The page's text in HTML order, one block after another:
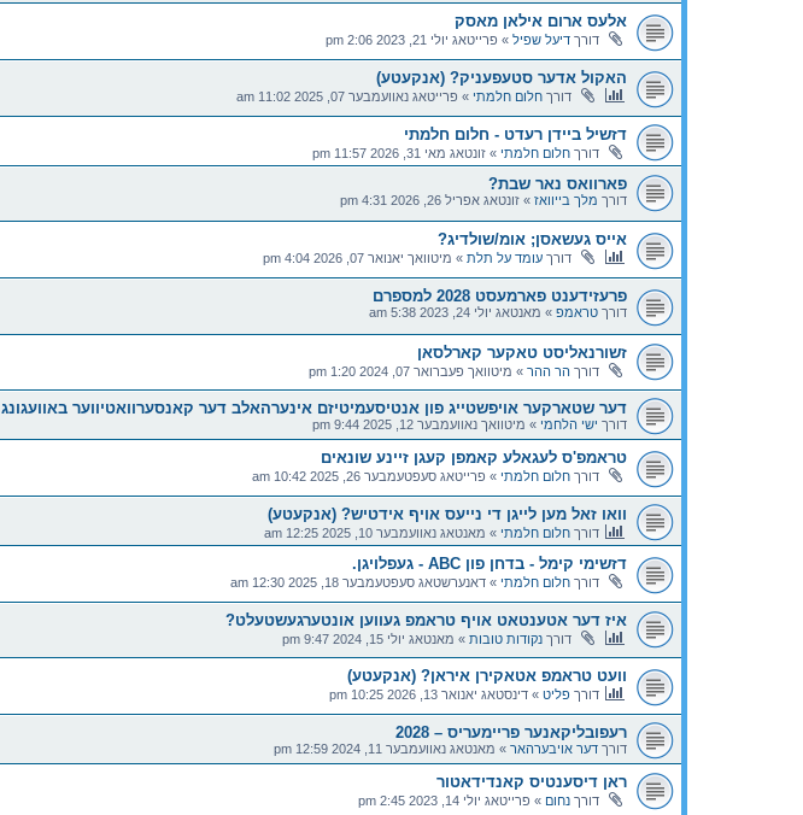
אלעס ארום אילאן מאסק
דורך דיעל שפיל » פרייטאג יולי 21, 2023 2:06 pm
האקול אדער סטעפעניק? (אנקעטע)
דורך חלום חלמתי » פרייטאג נאוועמבער 07, 2025 11:02 am
דזשיל ביידן רעדט - חלום חלמתי
דורך חלום חלמתי » זונטאג מאי 31, 2026 11:57 pm
פארוואס נאר שבת?
דורך מלך בייוואז » זונטאג אפריל 26, 2026 4:31 pm
אייס געשאסן; אומ/שולדיג?
דורך עומד על תלת » מיטוואך יאנואר 07, 2026 4:04 pm
פרעזידענט פארמעסט 2028 למספרם
דורך טראמפ » מאנטאג יולי 24, 2023 5:38 am
זשורנאליסט טאקער קארלסאן
דורך הר ההר » מיטוואך פעברואר 07, 2024 1:20 pm
דער שטארקער אויפשטייג פון אנטיסעמיטיזם אינערהאלב דער קאנסערוואטיווער באוועגונג
דורך ישי הלחמי » מיטוואך נאוועמבער 12, 2025 9:44 pm
טראמפ'ס לעגאלע קאמפן קעגן זיינע שונאים
דורך חלום חלמתי » פרייטאג סעפטעמבער 26, 2025 10:42 am
וואו זאל מען לייגן די נייעס אויף אידטיש? (אנקעטע)
דורך חלום חלמתי » מאנטאג נאוועמבער 10, 2025 12:25 am
דזשימי קימל - בדחן פון ABC - געפלויגן.
דורך חלום חלמתי » דאנערשטאג סעפטעמבער 18, 2025 12:30 am
איז דער אטענטאט אויף טראמפ געווען אונטערגעשטעלט?
דורך נקודות טובות » מאנטאג יולי 15, 2024 9:47 pm
וועט טראמפ אטאקירן איראן? (אנקעטע)
דורך פליט » דינסטאג יאנואר 13, 2026 10:25 pm
רעפובליקאנער פריימעריס – 2028
דורך דער אויבערהאר » מאנטאג נאוועמבער 11, 2024 12:59 pm
ראן דיסענטיס קאנדידאטור
דורך נחום » פרייטאג יולי 14, 2023 2:45 pm